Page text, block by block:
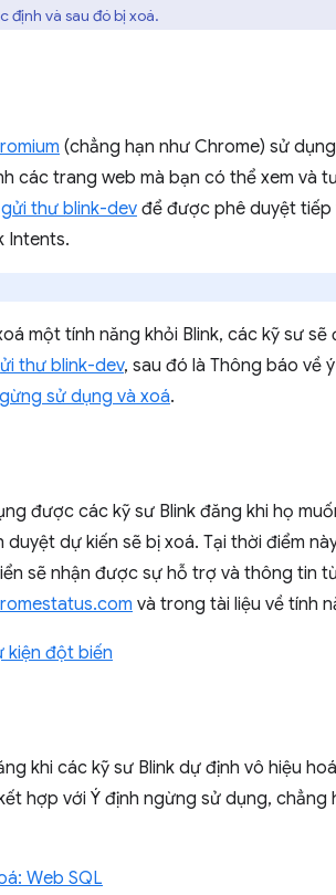
định và sau đó bị xoá.
(chẳng hạn như Chrome) sử dụng
các trang web mà bạn có thể xem và
thư blink-dev để được phê duyệt
Intents.
một tính năng khỏi Blink, các kỹ sư
thư blink-dev, sau đó là Thông báo về
sử dụng và xoá.
được các kỹ sư Blink đăng khi họ
dự kiến sẽ bị xoá. Tại thời điểm
sẽ nhận được sự hỗ trợ và thông tin
và trong tài liệu về tính
kiện đột biến
khi các kỹ sư Blink dự định vô hiệu
hợp với Ý định ngừng sử dụng, chẳng
Web SQL